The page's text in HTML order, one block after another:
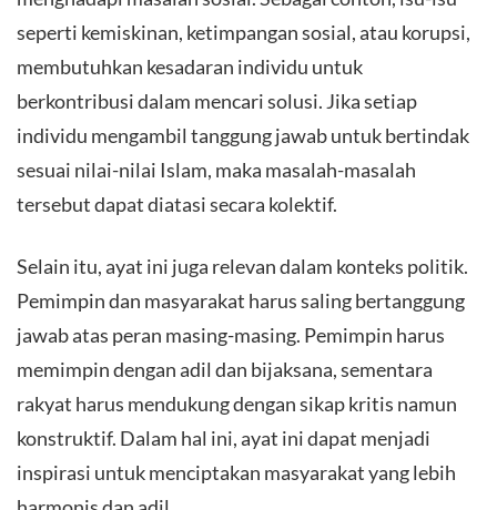
seperti kemiskinan, ketimpangan sosial, atau korupsi,
membutuhkan kesadaran individu untuk
berkontribusi dalam mencari solusi. Jika setiap
individu mengambil tanggung jawab untuk bertindak
sesuai nilai-nilai Islam, maka masalah-masalah
tersebut dapat diatasi secara kolektif.
Selain itu, ayat ini juga relevan dalam konteks politik.
Pemimpin dan masyarakat harus saling bertanggung
jawab atas peran masing-masing. Pemimpin harus
memimpin dengan adil dan bijaksana, sementara
rakyat harus mendukung dengan sikap kritis namun
konstruktif. Dalam hal ini, ayat ini dapat menjadi
inspirasi untuk menciptakan masyarakat yang lebih